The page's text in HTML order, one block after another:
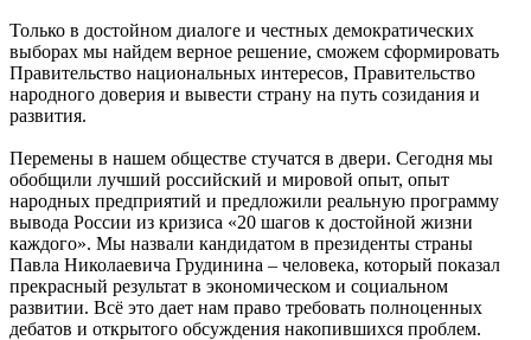
Только в достойном диалоге и честных демократических
выборах мы найдем верное решение, сможем сформировать
Правительство национальных интересов, Правительство
народного доверия и вывести страну на путь созидания и
развития.
Перемены в нашем обществе стучатся в двери. Сегодня мы
обобщили лучший российский и мировой опыт, опыт
народных предприятий и предложили реальную программу
вывода России из кризиса «20 шагов к достойной жизни
каждого». Мы назвали кандидатом в президенты страны
Павла Николаевича Грудинина – человека, который показал
прекрасный результат в экономическом и социальном
развитии. Всё это дает нам право требовать полноценных
дебатов и открытого обсуждения накопившихся проблем.